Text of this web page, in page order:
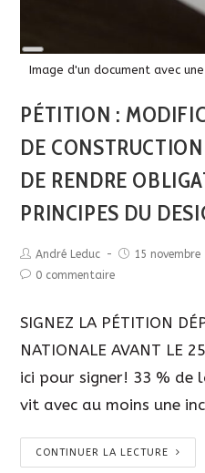
Long
Description
Image d'un document avec
PÉTITION :
DE
DE RENDRE
PRINCIPES DU
André Leduc 15 novembre
0 commentaire
SIGNEZ LA PÉTITION
NATIONALE AVANT LE
ici pour signer! 33 % de
vit avec au moins une
CONTINUER LA LECTURE